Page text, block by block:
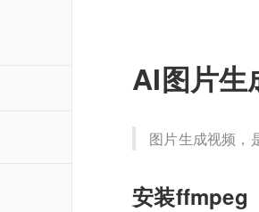
AI图片生
图片生成视频，
安装ffmpeg